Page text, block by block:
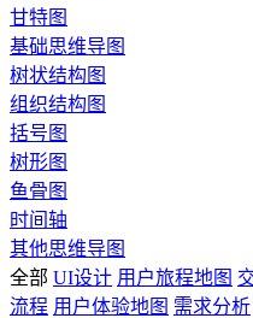
甘特图
基础思维导图
树状结构图
组织结构图
括号图
树形图
鱼骨图
时间轴
其他思维导图
全部 UI设计 用户旅程地图
流程 用户体验地图 需求分析